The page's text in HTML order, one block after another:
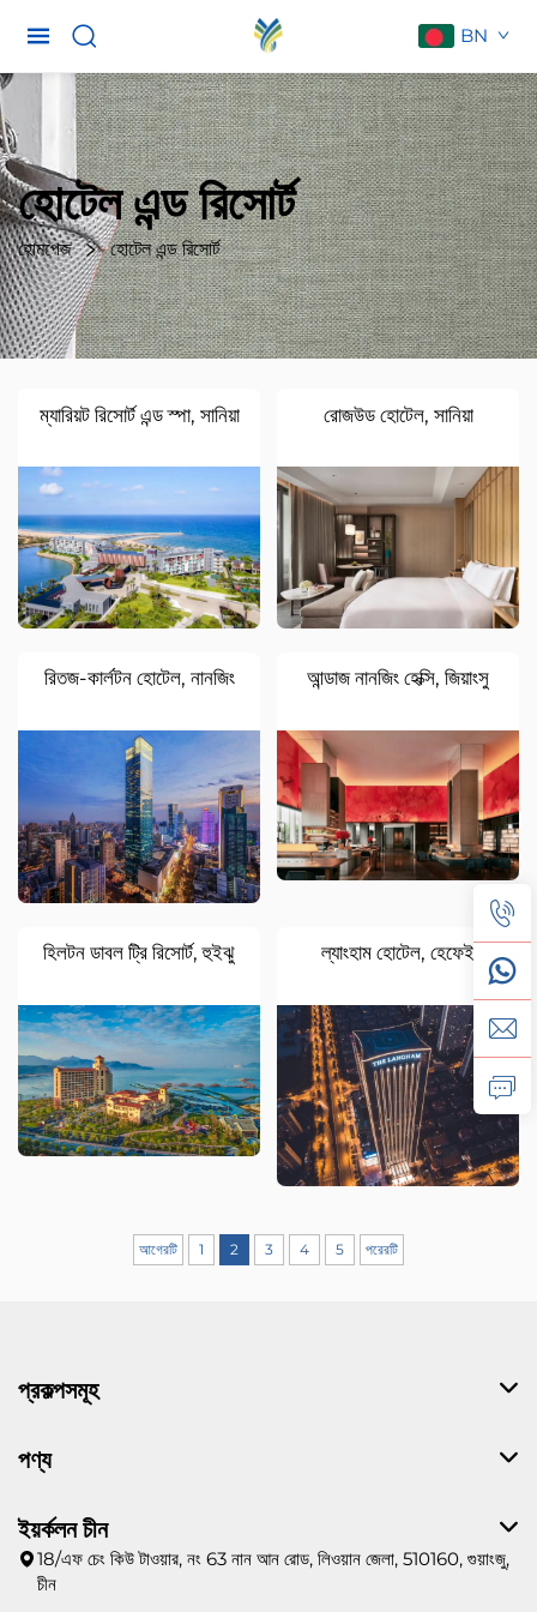
BN
হোটেল এন্ড রিসোর্ট
হোমপেজ হোটেল এন্ড রিসোর্ট
ম্যারিয়ট রিসোর্ট এন্ড স্পা, সানিয়া রোজউড হোটেল, সানিয়া
রিতজ-কার্লটন হোটেল, নানজিং আন্ডাজ নানজিং হেক্সি, জিয়াংসু
হিলটন ডাবল ট্রি রিসোর্ট, হুইঝু ল্যাংহাম হোটেল, হেফেই
আগেরটি 1 2 3 4 5 পরেরটি
প্রকল্পসমূহ
পণ্য
ইয়র্কলন চীন
18/এফ চেং কিউ টাওয়ার, নং 63 নান আন রোড, লিওয়ান জেলা, 510160, গুয়াংজু,
চীন